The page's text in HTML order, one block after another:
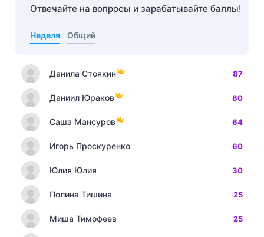
Отвечайте на вопросы и зарабатывайте баллы!
Неделя Общий
Данила Стоякин 87
Даниил Юраков 80
Саша Мансуров 64
Игорь Проскуренко 60
Юлия Юлия 30
Полина Тишина 25
Миша Тимофеев 25